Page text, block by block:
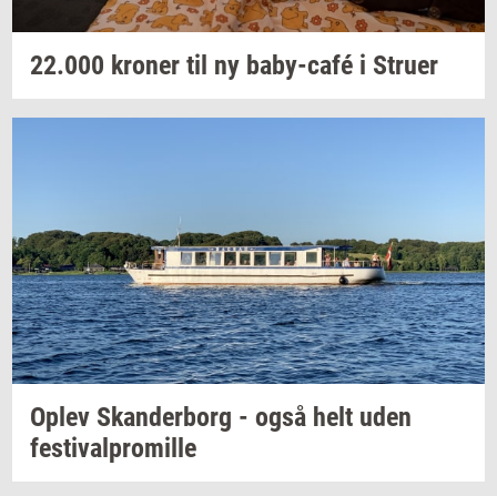
22.000 kro­ner til ny baby-​café i Stru­er
Oplev Skan­der­borg - også helt uden
festi­val­pro­mil­le